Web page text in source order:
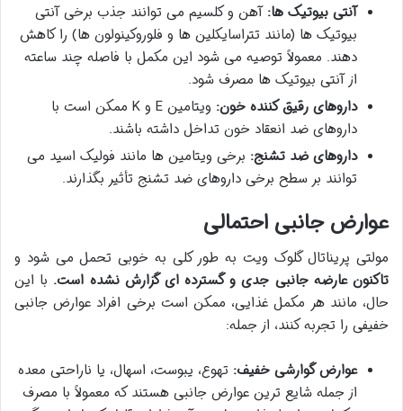
آنتی بیوتیک ها: آهن و کلسیم می توانند جذب برخی آنتی
بیوتیک ها (مانند تتراسایکلین ها و فلوروکینولون ها) را کاهش
دهند. معمولاً توصیه می شود این مکمل با فاصله چند ساعته
از آنتی بیوتیک ها مصرف شود.
داروهای رقیق کننده خون:
ویتامین E و K ممکن است با
داروهای ضد انعقاد خون تداخل داشته باشند.
داروهای ضد تشنج: برخی ویتامین ها مانند فولیک اسید می
توانند بر سطح برخی داروهای ضد تشنج تأثیر بگذارند.
عوارض جانبی احتمالی
مولتی پریناتال گلوک ویت به طور کلی به خوبی تحمل می شود و
تاکنون عارضه جانبی جدی و گسترده ای گزارش نشده است. با این
حال، مانند هر مکمل غذایی، ممکن است برخی افراد عوارض جانبی
خفیفی را تجربه کنند، از جمله:
عوارض گوارشی خفیف: تهوع، یبوست، اسهال، یا ناراحتی معده
از جمله شایع ترین عوارض جانبی هستند که معمولاً با مصرف